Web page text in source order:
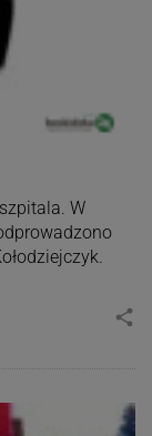
W
share